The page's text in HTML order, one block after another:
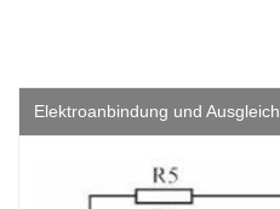
Elektroanbindung und Ausgleich